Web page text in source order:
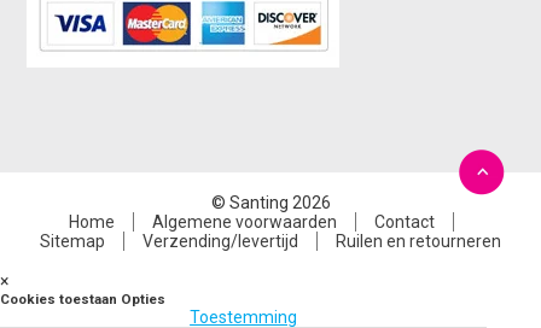
© Santing 2026
Home
Algemene voorwaarden
Contact
Sitemap
Verzending/levertijd Ruilen en retourneren
×
Cookies toestaan Opties
Toestemming